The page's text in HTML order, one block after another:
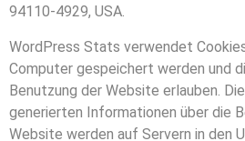
94110-4929, USA.
WordPress Stats verwendet
Computer gespeichert werden und
Benutzung der Website erlauben.
generierten Informationen über die
Website werden auf Servern in den